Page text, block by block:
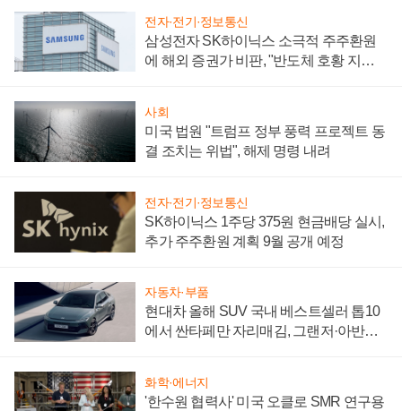
전자·전기·정보통신
삼성전자 SK하이닉스 소극적 주주환원
에 해외 증권가 비판, "반도체 호황 지속
사회
미국 법원 "트럼프 정부 풍력 프로젝트 동
결 조치는 위법", 해제 명령 내려
전자·전기·정보통신
SK하이닉스 1주당 375원 현금배당 실시,
추가 주주환원 계획 9월 공개 예정
자동차·부품
현대차 올해 SUV 국내 베스트셀러 톱10
에서 싼타페만 자리매김, 그랜저·아반떼
화학·에너지
'한수원 협력사' 미국 오클로 SMR 연구용